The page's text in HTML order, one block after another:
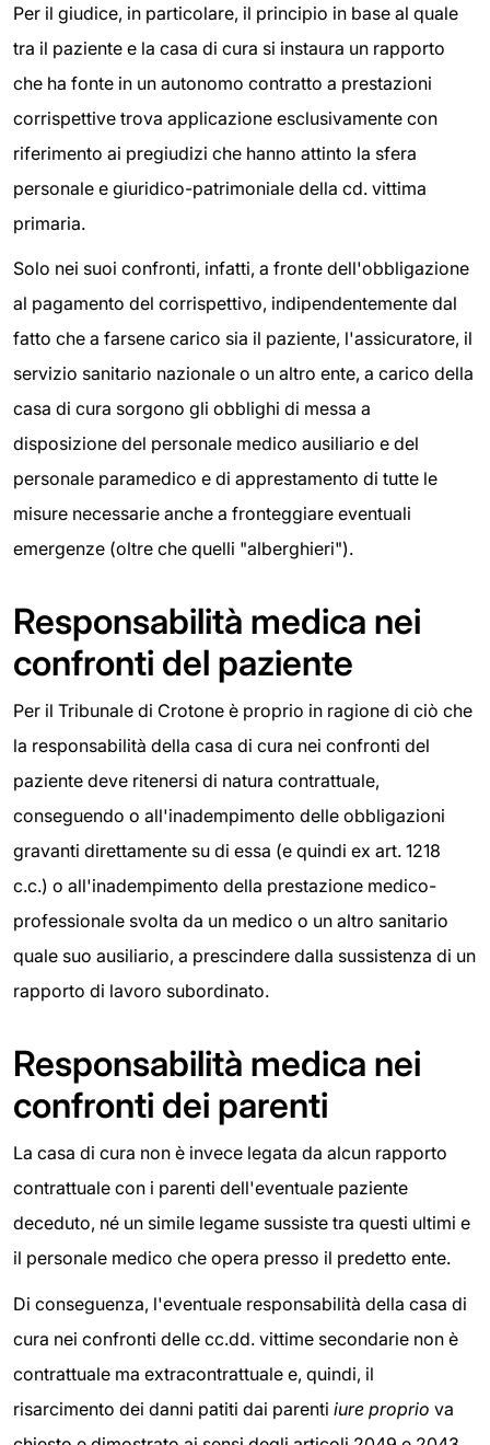
Per il giudice, in particolare, il principio in base al quale
tra il paziente e la casa di cura si instaura un rapporto
che ha fonte in un autonomo contratto a prestazioni
corrispettive trova applicazione esclusivamente con
riferimento ai pregiudizi che hanno attinto la sfera
personale e giuridico-patrimoniale della cd. vittima
primaria.
Solo nei suoi confronti, infatti, a fronte dell'obbligazione
al pagamento del corrispettivo, indipendentemente dal
fatto che a farsene carico sia il paziente, l'assicuratore, il
servizio sanitario nazionale o un altro ente, a carico della
casa di cura sorgono gli obblighi di messa a
disposizione del personale medico ausiliario e del
personale paramedico e di apprestamento di tutte le
misure necessarie anche a fronteggiare eventuali
emergenze (oltre che quelli "alberghieri").
Responsabilità medica nei
confronti del paziente
Per il Tribunale di Crotone è proprio in ragione di ciò che
la responsabilità della casa di cura nei confronti del
paziente deve ritenersi di natura contrattuale,
conseguendo o all'inadempimento delle obbligazioni
gravanti direttamente su di essa (e quindi ex art. 1218
c.c.) o all'inadempimento della prestazione medico-
professionale svolta da un medico o un altro sanitario
quale suo ausiliario, a prescindere dalla sussistenza di un
rapporto di lavoro subordinato.
Responsabilità medica nei
confronti dei parenti
La casa di cura non è invece legata da alcun rapporto
contrattuale con i parenti dell'eventuale paziente
deceduto, né un simile legame sussiste tra questi ultimi e
il personale medico che opera presso il predetto ente.
Di conseguenza, l'eventuale responsabilità della casa di
cura nei confronti delle cc.dd. vittime secondarie non è
contrattuale ma extracontrattuale e, quindi, il
risarcimento dei danni patiti dai parenti iure proprio va